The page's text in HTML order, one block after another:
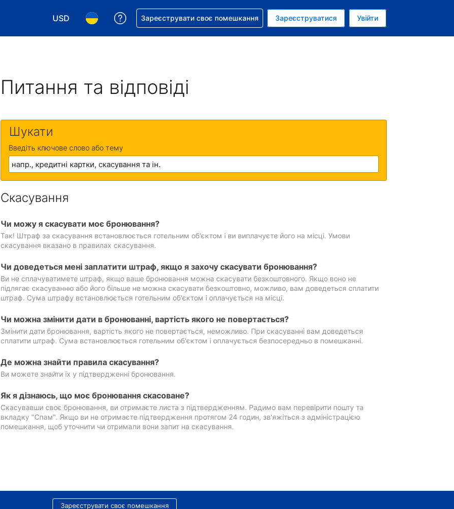
USD
Виберіть валюту. Ваша поточна валюта: Долар США
Виберіть мову. Ваша поточна мова: Українською
Отримайте допомогу з бронюванням
Зареєструвати своє помешкання Зареєструватися Увійти
Питання та відповіді
Шукати
Введіть ключове слово або тему
Скасування
Чи можу я скасувати моє бронювання?
Так! Штраф за скасування встановлюється готельним об'єктом і ви виплачуєте його на місці. Умови
скасування вказано в правилах скасування.
Чи доведеться мені заплатити штраф, якщо я захочу скасувати бронювання?
Ви не сплачуватимете штраф, якщо ваше бронювання можна скасувати безкоштовного. Якщо воно не
підлягає скасуванню або його більше не можна скасувати безкоштовно, можливо, вам доведеться сплатити
штраф. Сума штрафу встановлюється готельним об'єктом і оплачується на місці.
Чи можна змінити дати в бронюванні, вартість якого не повертається?
Змінити дати бронювання, вартість якого не повертається, неможливо. При скасуванні вам доведеться
сплатити штраф. Сума встановлюється готельним об'єктом і оплачується безпосередньо в помешканні.
Де можна знайти правила скасування?
Ви можете знайти їх у підтвердженні бронювання.
Як я дізнаюсь, що моє бронювання скасоване?
Скасувавши своє бронювання, ви отримаєте листа з підтвердженням. Радимо вам перевірити пошту та
вкладку "Спам". Якщо ви не отримаєте підтвердження протягом 24 годин, зв'яжіться з адміністрацією
помешкання, щоб уточнити чи отримали вони запит на скасування.
Зареєструвати своє помешкання